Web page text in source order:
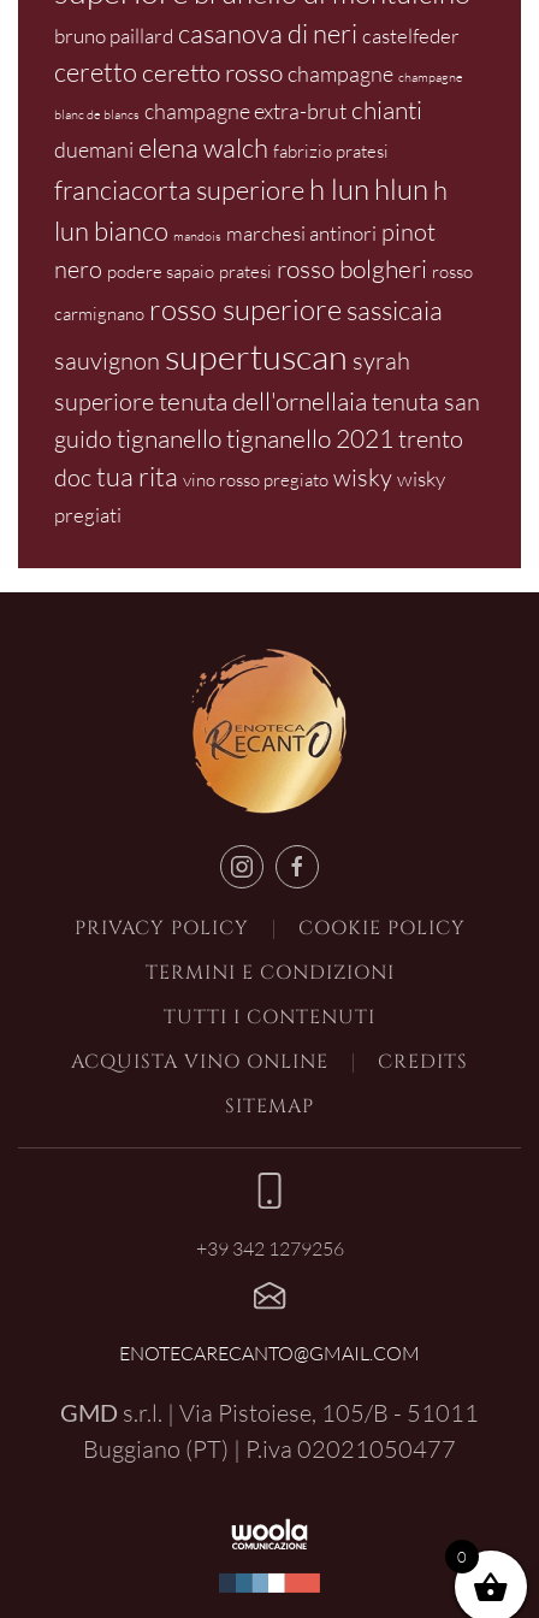
bruno paillard casanova di neri castelfeder
ceretto ceretto rossochampagne champagne
blanc de blancs champagne extra-brut chianti
duemani elena walch fabrizio pratesi
franciacorta superiore h lun hlun h
lun bianco mandois marchesi antinori pinot
nero podere sapaio pratesi rosso bolgheri rosso
carmignano rosso superiore sassicaia
sauvignon supertuscan syrah
superioretenuta dell'ornellaia tenuta san
guido tignanellotignanello 2021 trento
doctua rita vino rosso pregiato wiskywisky
pregiati
PRIVACY POLICY
COOKIE POLICY
TERMINI E CONDIZIONI
TUTTI I CONTENUTI
ACQUISTA VINO ONLINE
CREDITS
SITEMAP
+39 342 1279256
ENOTECARECANTO@GMAIL.COM
GMD s.r.l. | Via Pistoiese, 105/B - 51011
Buggiano (PT) | P.iva 02021050477
0